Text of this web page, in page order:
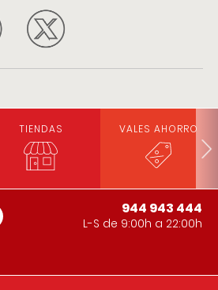
TIENDAS VALES AHORRO
944 943 444
L-S de 9:00h a 22:00h